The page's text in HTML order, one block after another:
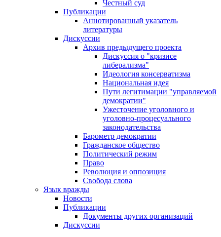
Честный суд
Публикации
Аннотированный указатель
литературы
Дискуссии
Архив предыдущего проекта
Дискуссия о "кризисе
либерализма"
Идеология консерватизма
Национальная идея
Пути легитимации "управляемой
демократии"
Ужесточение уголовного и
уголовно-процесуального
законодательства
Барометр демократии
Гражданское общество
Политический режим
Право
Революция и оппозиция
Свобода слова
Язык вражды
Новости
Публикации
Документы других организаций
Дискуссии